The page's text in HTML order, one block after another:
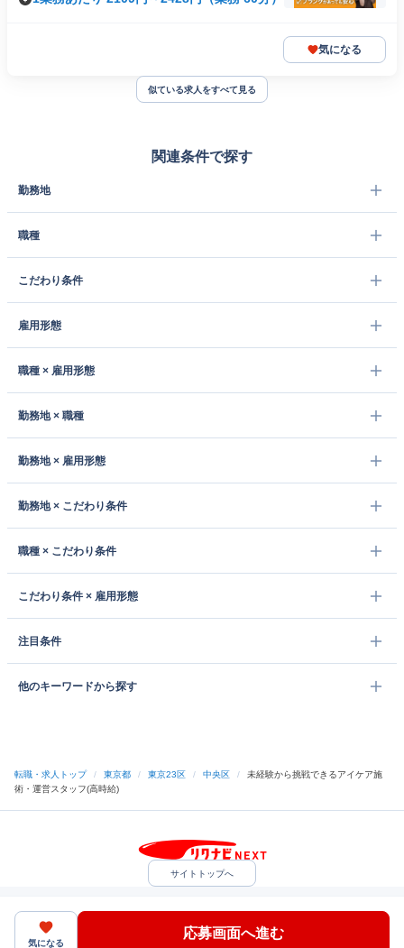
気になる
似ている求人をすべて見る
関連条件で探す
勤務地
職種
こだわり条件
雇用形態
職種 × 雇用形態
勤務地 × 職種
勤務地 × 雇用形態
勤務地 × こだわり条件
職種 × こだわり条件
こだわり条件 × 雇用形態
注目条件
他のキーワードから探す
転職・求人トップ / 東京都 / 東京23区 / 中央区 /
未経験から挑戦できるアイケア施
術・運営スタッフ(高時給)
気になる
応募画面へ進む
サイトトップへ
中途採用をご検討の企業様
ヘルプ・お問い合わせ
（C）Indeed Inc.